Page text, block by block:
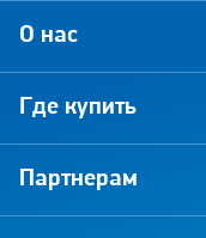
О нас
Где купить
Партнерам